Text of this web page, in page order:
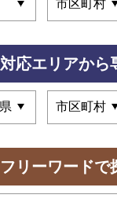
対応エリアから
フリーワードで